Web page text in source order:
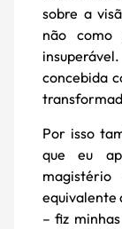
sobre a
não
concebida
Por isso
que eu
equivalente
– fiz